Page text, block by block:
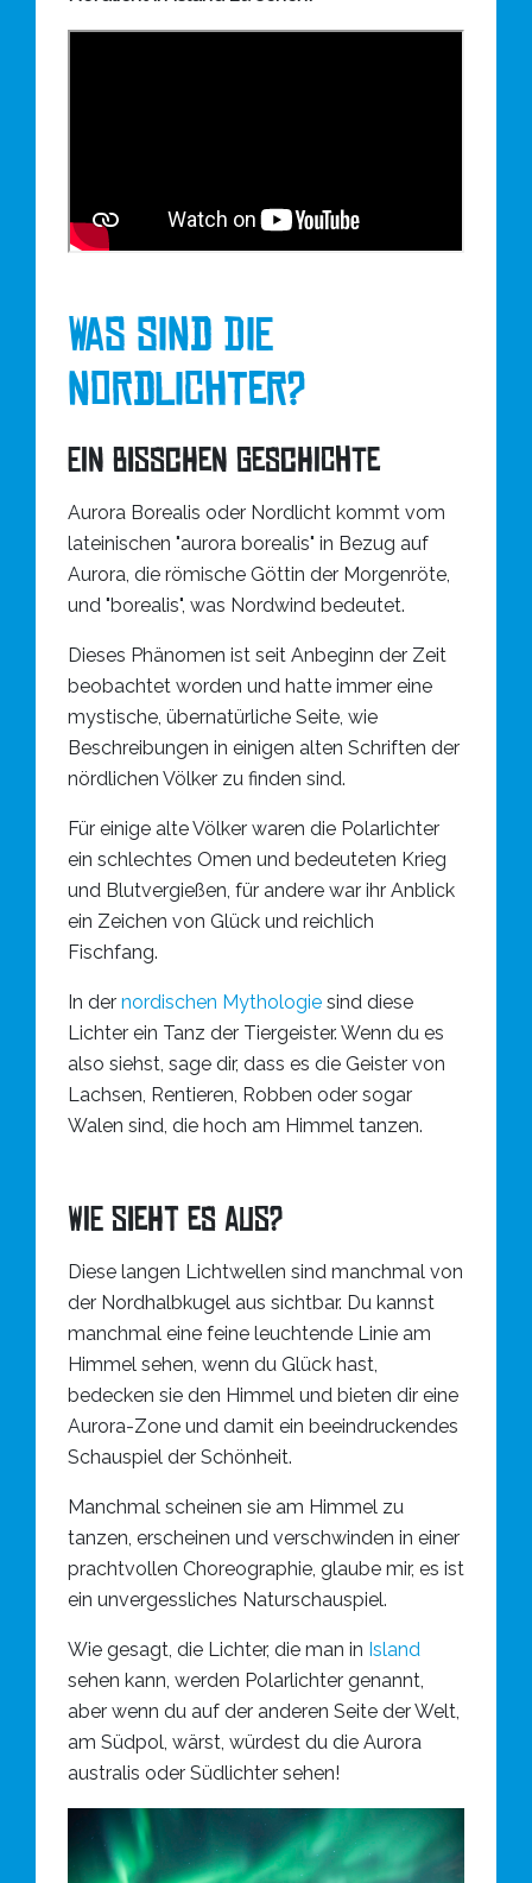
WAS SIND DIE
NORDLICHTER?
Ein bisschen Geschichte
Aurora Borealis oder Nordlicht kommt vom
lateinischen "aurora borealis" in Bezug auf
Aurora, die römische Göttin der Morgenröte,
und "borealis", was Nordwind bedeutet.
Dieses Phänomen ist seit Anbeginn der Zeit
beobachtet worden und hatte immer eine
mystische, übernatürliche Seite, wie
Beschreibungen in einigen alten Schriften der
nördlichen Völker zu finden sind.
Für einige alte Völker waren die Polarlichter
ein schlechtes Omen und bedeuteten Krieg
und Blutvergießen, für andere war ihr Anblick
ein Zeichen von Glück und reichlich
Fischfang.
In der nordischen Mythologie sind diese
Lichter ein Tanz der Tiergeister. Wenn du es
also siehst, sage dir, dass es die Geister von
Lachsen, Rentieren, Robben oder sogar
Walen sind, die hoch am Himmel tanzen.
Wie sieht es aus?
Diese langen Lichtwellen sind manchmal von
der Nordhalbkugel aus sichtbar. Du kannst
manchmal eine feine leuchtende Linie am
Himmel sehen, wenn du Glück hast,
bedecken sie den Himmel und bieten dir eine
Aurora-Zone und damit ein beeindruckendes
Schauspiel der Schönheit.
Manchmal scheinen sie am Himmel zu
tanzen, erscheinen und verschwinden in einer
prachtvollen Choreographie, glaube mir, es ist
ein unvergessliches Naturschauspiel.
Wie gesagt, die Lichter, die man in Island
sehen kann, werden Polarlichter genannt,
aber wenn du auf der anderen Seite der Welt,
am Südpol, wärst, würdest du die Aurora
australis oder Südlichter sehen!